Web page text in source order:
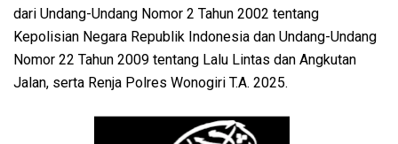
dari Undang-Undang Nomor 2 Tahun 2002 tentang
Kepolisian Negara Republik Indonesia dan Undang-Undang
Nomor 22 Tahun 2009 tentang Lalu Lintas dan Angkutan
Jalan, serta Renja Polres Wonogiri T.A. 2025.